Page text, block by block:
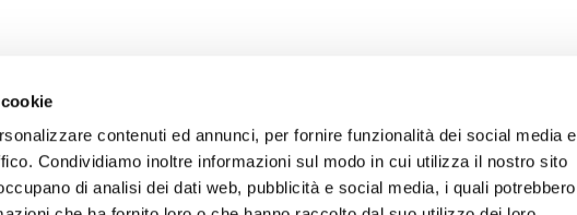
contenuti ed annunci, per fornire funzionalità dei social media e
Condividiamo inoltre informazioni sul modo in cui utilizza il nostro sito
di analisi dei dati web, pubblicità e social media, i quali potrebbero